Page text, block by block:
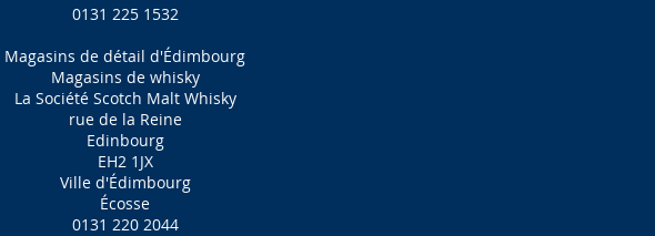
0131 225 1532
Magasins de détail d'Édimbourg
Magasins de whisky
La Société Scotch Malt Whisky
rue de la Reine
Edinbourg
EH2 1JX
Ville d'Édimbourg
Écosse
0131 220 2044